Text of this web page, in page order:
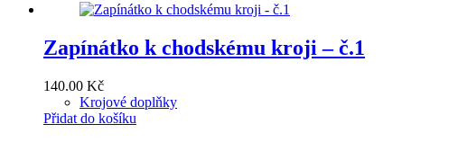
Zapínátko k chodskému kroji – č.1
140.00 Kč
Krojové doplňky
Přidat do košíku